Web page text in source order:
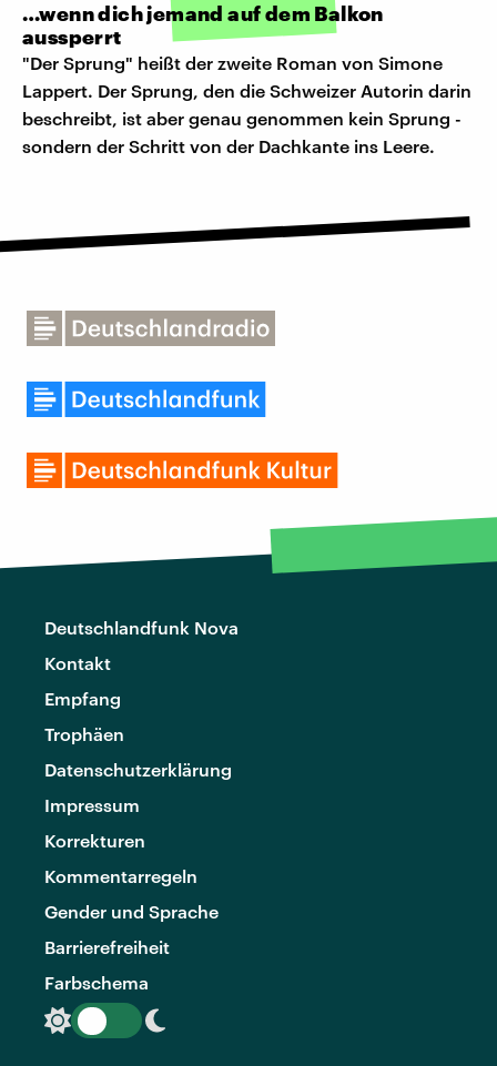
…wenn dich jemand auf dem Balkon
aussperrt
"Der Sprung" heißt der zweite Roman von Simone
Lappert. Der Sprung, den die Schweizer Autorin darin
beschreibt, ist aber genau genommen kein Sprung -
sondern der Schritt von der Dachkante ins Leere.
Deutschlandfunk Nova
Kontakt
Empfang
Trophäen
Datenschutzerklärung
Impressum
Korrekturen
Kommentarregeln
Gender und Sprache
Barrierefreiheit
Farbschema